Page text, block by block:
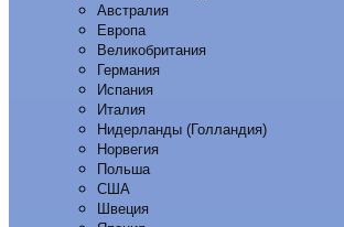
Австралия
Европа
Великобритания
Германия
Испания
Италия
Нидерланды (Голландия)
Норвегия
Польша
США
Швеция